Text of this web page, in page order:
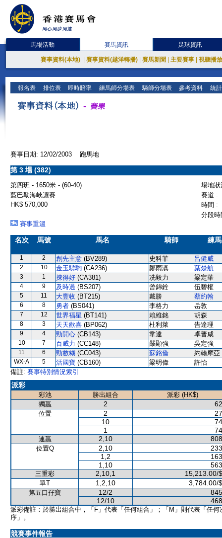
馬場活動 賽馬資訊 足球資訊
賽事資料(本地) 賽事資料(越洋轉播) 賽馬新聞 主要賽事 視聽播
報名表 排位表 即時賠率 練馬師分場表 騎師分場表 參考資料 統
賽事日期: 12/02/2003 跑馬地
第 3 場 (382)
第四班 - 1650米 - (60-40)
場地
藍巴勒海峽讓賽
賽道 :
HK$ 570,000
時間 :
分段
賽事重溫
名次 馬號 馬名 騎師 練
1 2 創先主意 (BV289) 史科菲 呂健威
2 10 金玉驃駒 (CA236) 鄭雨滇 葉楚航
3 1 揀得好 (CA381) 冼毅力 梁定華
4 9 及時過 (BS207) 曾錦銓 伍碧權
5 11 大豐收 (BT215) 戴勝 蔡約翰
6 8 勇者 (BS041) 李格力 岳敦
7 12 世界福星 (BT141) 賴維銘 胡森
8 3 天天歡喜 (BP062) 杜利萊 告達理
9 4 勁開心 (CB143) 韋達 卓普咸
10 7 百威力 (CC148) 嚴顯強 吳定強
11 6 勁數糊 (CC043) 蘇銘倫 約翰摩亞
WX-A 5 活國寶 (CB160) 梁明偉
許怡
備註: 賽事特別情況索引
派彩
彩池 勝出組合
派彩 (HK$)
獨贏
2
位置 2
10
1
連贏 2,10
位置Q 2,10
1,2
1,10
三重彩 2,10,1 15,213.00/
單T 1,2,10 3,784.00/
第五口孖寶 12/2
12/10
派彩備註：於勝出組合中，「F」代表「任何組合」；「M」則代表「任何
序」。
競賽事件報告